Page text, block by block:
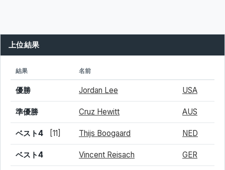
上位結果
結果 名前
優勝 Jordan Lee USA
準優勝 Cruz Hewitt AUS
ベスト4 [11] Thijs Boogaard NED
ベスト4 Vincent Reisach GER